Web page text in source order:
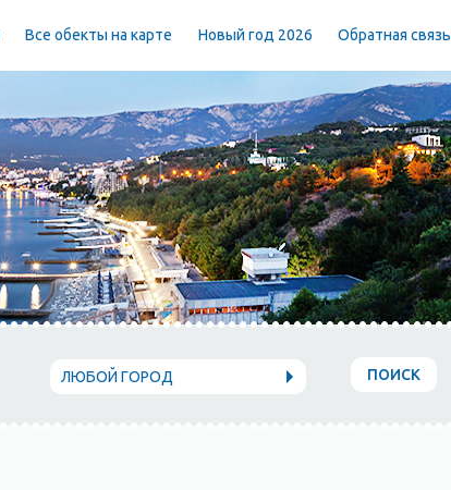
Все обекты на карте Новый год 2026 Обратная связь
ЛЮБОЙ ГОРОД ПОИСК